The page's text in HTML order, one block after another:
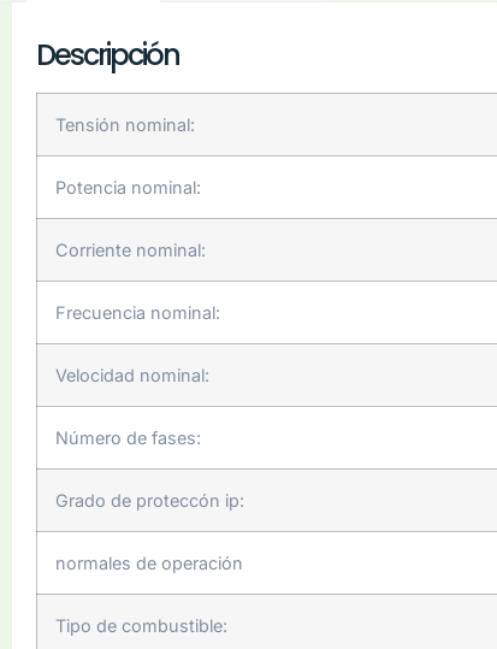
Descripción
Tensión nominal:
Potencia nominal:
Corriente nominal:
Frecuencia nominal:
Velocidad nominal:
Número de fases:
Grado de proteccón ip:
normales de operación
Tipo de combustible: